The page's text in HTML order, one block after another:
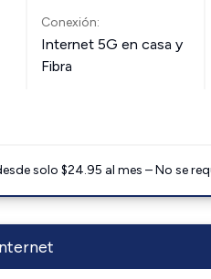
Conexión:
Internet 5G en casa y
Fibra
solo $24.95 al mes – No se